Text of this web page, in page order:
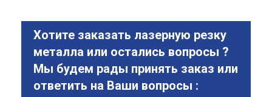
Хотите заказать лазерную резку
металла или остались вопросы ?
Мы будем рады принять заказ или
ответить на Ваши вопросы :